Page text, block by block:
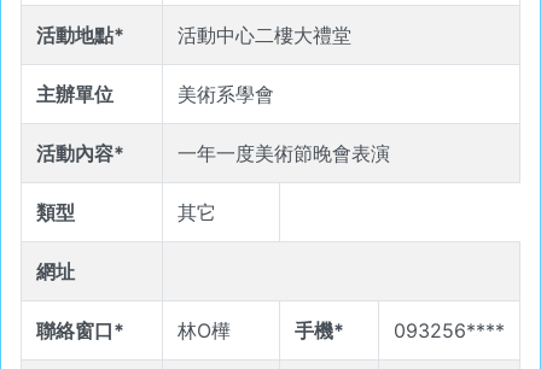
活動地點* 活動中心二樓大禮堂
主辦單位 美術系學會
活動內容* 一年一度美術節晚會表演
類型 其它
網址
聯絡窗口* 林O樺 手機* 093256****